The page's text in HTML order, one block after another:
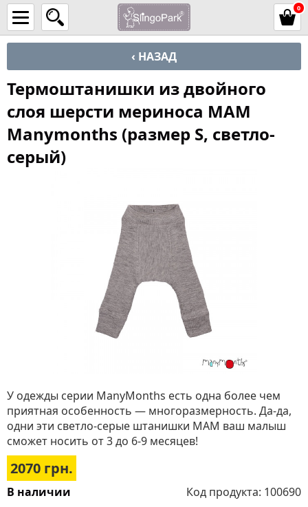
0
‹ НАЗАД
Термоштанишки из двойного
слоя шерсти мериноса MAM
Manymonths (размер S, светло-
серый)
У одежды серии ManyMonths есть одна более чем
приятная особенность — многоразмерность. Да-да,
одни эти светло-серые штанишки МАМ ваш малыш
сможет носить от 3 до 6-9 месяцев!
2070 грн.
В наличии Код продукта: 100690